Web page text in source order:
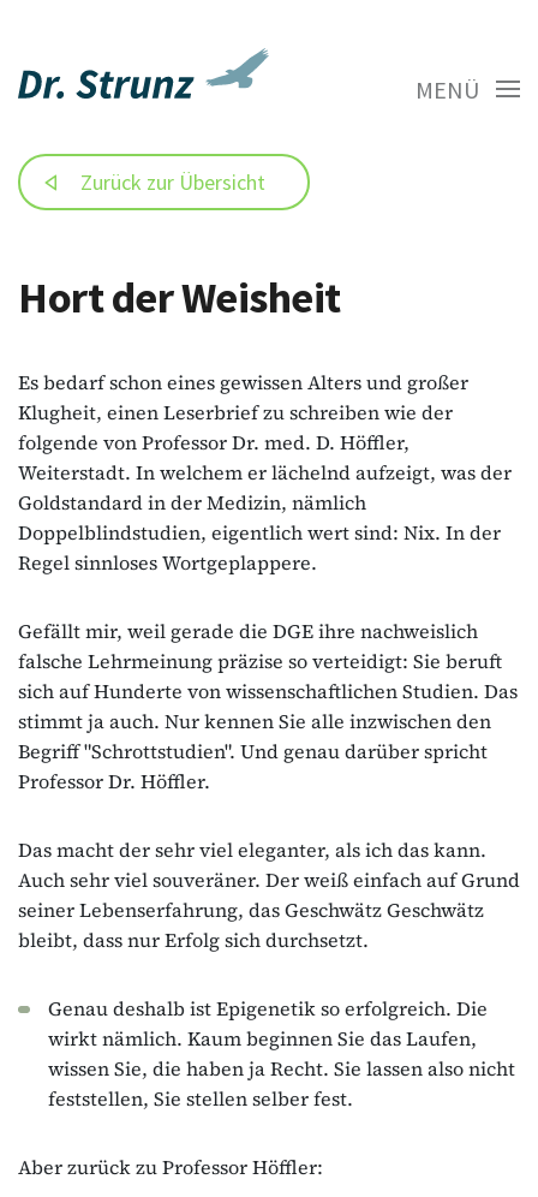
MENÜ
Zurück zur Übersicht
Hort der Weisheit
Es bedarf schon eines gewissen Alters und großer
Klugheit, einen Leserbrief zu schreiben wie der
folgende von Professor Dr. med. D. Höffler,
Weiterstadt. In welchem er lächelnd aufzeigt, was der
Goldstandard in der Medizin, nämlich
Doppelblindstudien, eigentlich wert sind: Nix. In der
Regel sinnloses Wortgeplappere.
Gefällt mir, weil gerade die DGE ihre nachweislich
falsche Lehrmeinung präzise so verteidigt: Sie beruft
sich auf Hunderte von wissenschaftlichen Studien. Das
stimmt ja auch. Nur kennen Sie alle inzwischen den
Begriff "Schrottstudien". Und genau darüber spricht
Professor Dr. Höffler.
Das macht der sehr viel eleganter, als ich das kann.
Auch sehr viel souveräner. Der weiß einfach auf Grund
seiner Lebenserfahrung, das Geschwätz Geschwätz
bleibt, dass nur Erfolg sich durchsetzt.
Genau deshalb ist Epigenetik so erfolgreich. Die
wirkt nämlich. Kaum beginnen Sie das Laufen,
wissen Sie, die haben ja Recht. Sie lassen also nicht
feststellen, Sie stellen selber fest.
Aber zurück zu Professor Höffler: